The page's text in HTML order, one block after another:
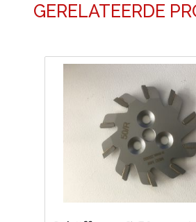
Z14GERELATEERDE